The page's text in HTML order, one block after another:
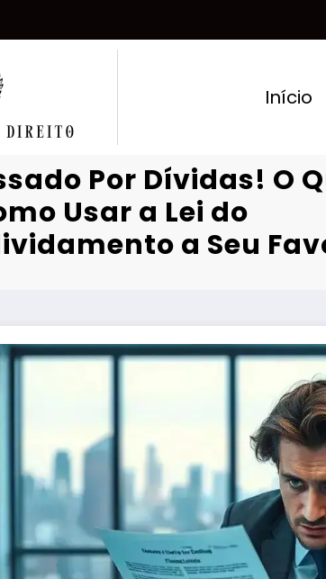
Início
Por Dívidas! O
Usar a Lei do
a Seu